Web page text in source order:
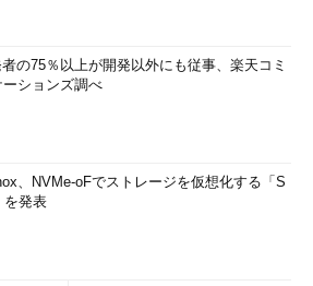
者の75％以上が開発以外にも従事、楽天コミ
ーションズ調べ
、NVMe-oFでストレージを仮想化する「S
を発表